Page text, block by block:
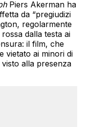
Piers Akerman ha
da “pregiudizi
regolarmente
dalla testa ai
il film, che
vietato ai minori di
alla presenza